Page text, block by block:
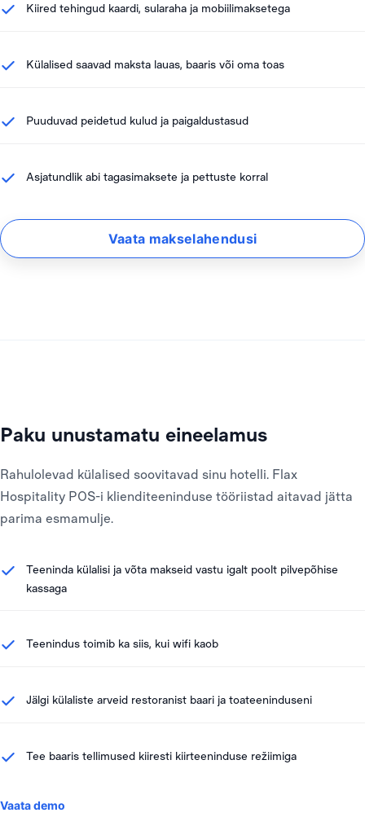
Kiired tehingud kaardi, sularaha ja mobiilimaksetega
Külalised saavad maksta lauas, baaris või oma toas
Puuduvad peidetud kulud ja paigaldustasud
Asjatundlik abi tagasimaksete ja pettuste korral
Vaata makselahendusi
Paku unustamatu eineelamus
Rahulolevad külalised soovitavad sinu hotelli. Flax
Hospitality POS-i klienditeeninduse tööriistad aitavad jätta
parima esmamulje.
Teeninda külalisi ja võta makseid vastu igalt poolt pilvepõhise
kassaga
Teenindus toimib ka siis, kui wifi kaob
Jälgi külaliste arveid restoranist baari ja toateeninduseni
Tee baaris tellimused kiiresti kiirteeninduse režiimiga
Vaata demo